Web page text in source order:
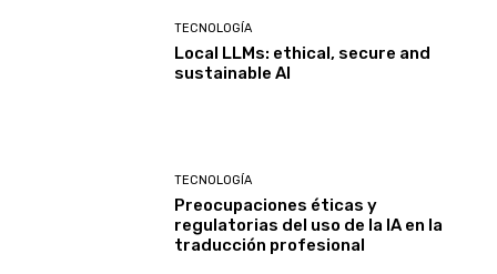
TECNOLOGÍA
Local LLMs: ethical, secure and
sustainable AI
TECNOLOGÍA
Preocupaciones éticas y
regulatorias del uso de la IA en la
traducción profesional